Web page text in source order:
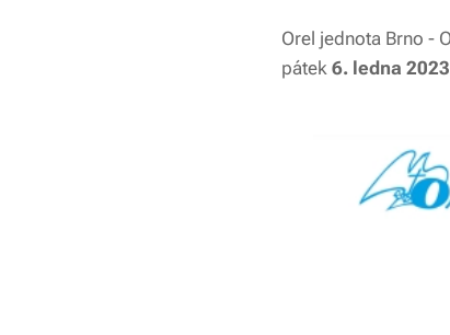
Orel jednota Brno -
pátek 6. ledna 2023